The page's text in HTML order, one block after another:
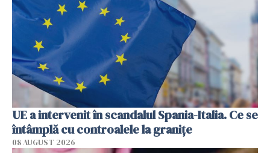
UE a intervenit în scandalul Spania-Italia. Ce se
întâmplă cu controalele la granițe
08 AUGUST 2026